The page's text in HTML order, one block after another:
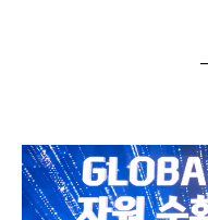
지속가능경영
ESG경영